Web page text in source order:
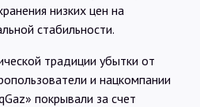
низких цен на
стабильности.
традиции убытки от
и нацкомпании
покрывали за счет